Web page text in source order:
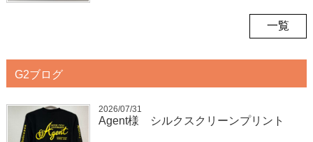
一覧
G2ブログ
2026/07/31
Agent様 シルクスクリーンプリント